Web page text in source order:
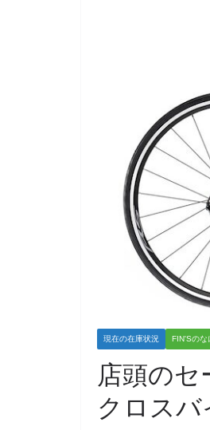
現在の在庫状況 FIN'Sのな
店頭の
クロスバ